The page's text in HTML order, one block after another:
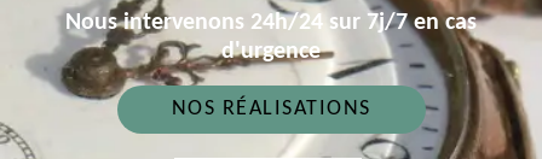
Nous intervenons 24h/24 sur 7j/7 en cas
d'urgence
NOS RÉALISATIONS